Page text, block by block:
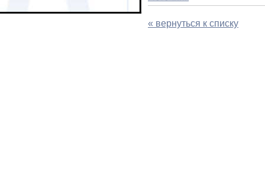
« вернуться к списку